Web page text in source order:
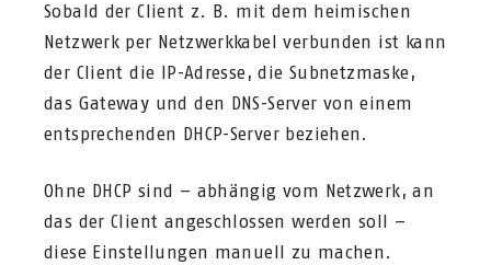
Sobald der Client z. B. mit dem heimischen
Netzwerk per Netzwerkkabel verbunden ist kann
der Client die IP-Adresse, die Subnetzmaske,
das Gateway und den DNS-Server von einem
entsprechenden DHCP-Server beziehen.
Ohne DHCP sind – abhängig vom Netzwerk, an
das der Client angeschlossen werden soll –
diese Einstellungen manuell zu machen.